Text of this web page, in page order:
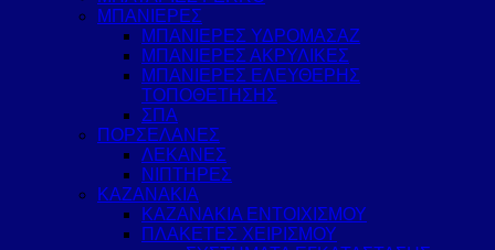
ΜΠΑΝΙΕΡΕΣ
ΜΠΑΝΙΕΡΕΣ ΥΔΡΟΜΑΣΑΖ
ΜΠΑΝΙΕΡΕΣ ΑΚΡΥΛΙΚΕΣ
ΜΠΑΝΙΕΡΕΣ ΕΛΕΥΘΕΡΗΣ
ΤΟΠΟΘΕΤΗΣΗΣ
ΣΠΑ
ΠΟΡΣΕΛΑΝΕΣ
ΛΕΚΑΝΕΣ
ΝΙΠΤΗΡΕΣ
ΚΑΖΑΝΑΚΙΑ
ΚΑΖΑΝΑΚΙΑ ΕΝΤΟΙΧΙΣΜΟΥ
ΠΛΑΚΕΤΕΣ ΧΕΙΡΙΣΜΟΥ